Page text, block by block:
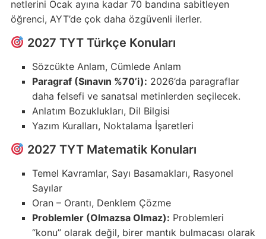
netlerini Ocak ayına kadar 70 bandına sabitleyen
öğrenci, AYT’de çok daha özgüvenli ilerler.
2027 TYT Türkçe Konuları
Sözcükte Anlam, Cümlede Anlam
Paragraf (Sınavın %70’i): 2026’da paragraflar
daha felsefi ve sanatsal metinlerden seçilecek.
Anlatım Bozuklukları, Dil Bilgisi
Yazım Kuralları, Noktalama İşaretleri
2027 TYT Matematik Konuları
Temel Kavramlar, Sayı Basamakları, Rasyonel
Sayılar
Oran – Orantı, Denklem Çözme
Problemler (Olmazsa Olmaz): Problemleri
“konu” olarak değil, birer mantık bulmacası olarak